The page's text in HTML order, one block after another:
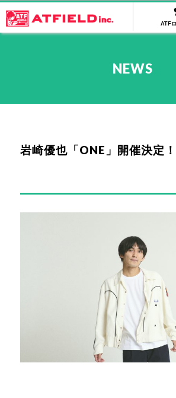
ATF
NEWS
岩崎優也「ONE」開催決定！